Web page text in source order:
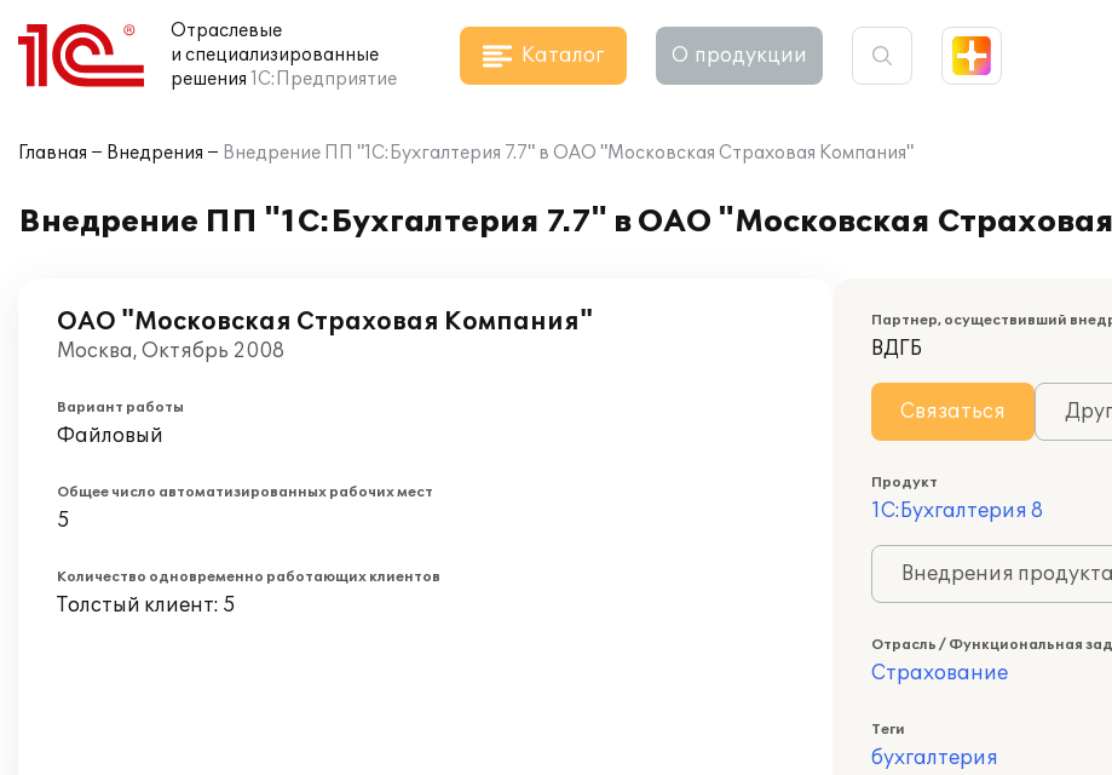
Отраслевые
и специализированные
решения 1С:Предприятие
Каталог О продукции
Главная Внедрения Внедрение ПП "1С:Бухгалтерия 7.7" в ОАО "Московская Страховая Компания"
Внедрение ПП "1С:Бухгалтерия 7.7" в ОАО "Московская
ОАО "Московская Страховая Компания"
Москва, Октябрь 2008
Вариант работы
Файловый
Общее число автоматизированных рабочих мест
5
Количество одновременно работающих клиентов
Толстый клиент: 5
Партнер, осуществивший
ВДГБ
Связаться
Продукт
1С:Бухгалтерия 8
Внедрения
Отрасль / Функциональная
Страхование
Теги
бухгалтерия